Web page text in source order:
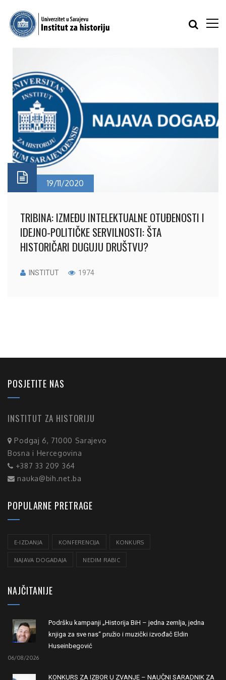
19/11/2020
TRIBINA: IZMEĐU INTELEKTUALNE OTUĐENOSTI I
IDEJNO-POLITIČKE SERVILNOSTI: ŠTA
HISTORIČARI DUGUJU DRUŠTVU?
INSTITUT 1974
POSJETITE NAS
INSTITUT ZA HISTORIJU
Podgaj 6, 71000 Sarajevo
Bosna i Hercegovina
+387 33 209 364
nauka@bih.net.ba
POPULARNE PRETRAGE
E-IZDANJA KONFERENCIJA KONKURS
NAJAVA DOGAĐAJA NEDIM RABIC
NAJČITANIJE
Podršku kampanji „Historija BiH – jedna zemlja, jedna
knjiga za sve nas“ pružio i muzički izvođač Eldin
Huseinbegović
06/08/2026
KONKURS ZA IZBOR U ZVANJE – NAUČNI SARADNIK ZA